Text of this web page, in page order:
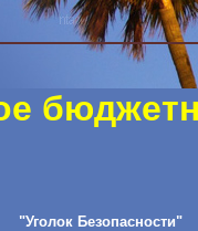
"Уголок Безопасности"